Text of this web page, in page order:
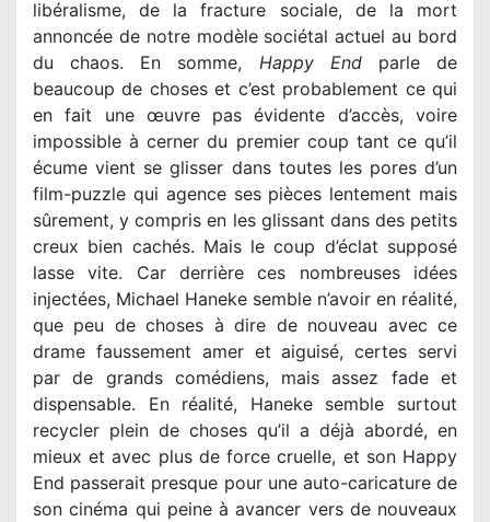
libéralisme, de la fracture sociale, de la mort
annoncée de notre modèle sociétal actuel au bord
du chaos. En somme, Happy Endparle de
beaucoup de choses et c’est probablement ce qui
en fait une œuvre pas évidente d’accès, voire
impossible à cerner du premier coup tant ce qu’il
écume vient se glisser dans toutes les pores d’un
film-puzzle qui agence ses pièces lentement mais
sûrement, y compris en les glissant dans des petits
creux bien cachés. Mais le coup d’éclat supposé
lasse vite. Car derrière ces nombreuses idées
injectées, Michael Haneke semble n’avoir en réalité,
que peu de choses à dire de nouveau avec ce
drame faussement amer et aiguisé, certes servi
par de grands comédiens, mais assez fade et
dispensable. En réalité, Haneke semble surtout
recycler plein de choses qu’il a déjà abordé, en
mieux et avec plus de force cruelle, et son Happy
End passerait presque pour une auto-caricature de
son cinéma qui peine à avancer vers de nouveaux